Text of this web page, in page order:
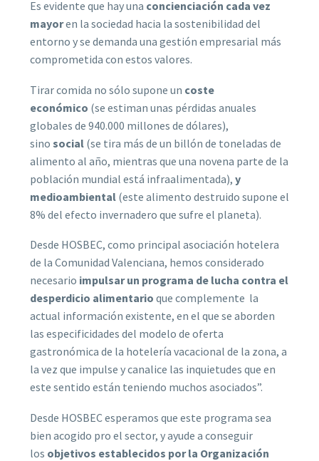
Es evidente que hay una concienciación cada vez
mayoren la sociedad hacia la sostenibilidad del
entorno y se demanda una gestión empresarial más
comprometida con estos valores.
Tirar comida no sólo supone un coste
económico (se estiman unas pérdidas anuales
globales de 940.000 millones de dólares),
sino social (se tira más de un billón de toneladas de
alimento al año, mientras que una novena parte de la
población mundial está infraalimentada), y
medioambiental (este alimento destruido supone el
8% del efecto invernadero que sufre el planeta).
Desde HOSBEC, como principal asociación hotelera
de la Comunidad Valenciana, hemos considerado
necesario impulsar un programa de lucha contra el
desperdicio alimentario que complemente la
actual información existente, en el que se aborden
las especificidades del modelo de oferta
gastronómica de la hotelería vacacional de la zona, a
la vez que impulse y canalice las inquietudes que en
este sentido están teniendo muchos asociados”.
Desde HOSBEC esperamos que este programa sea
bien acogido pro el sector, y ayude a conseguir
los objetivos establecidos por la Organización